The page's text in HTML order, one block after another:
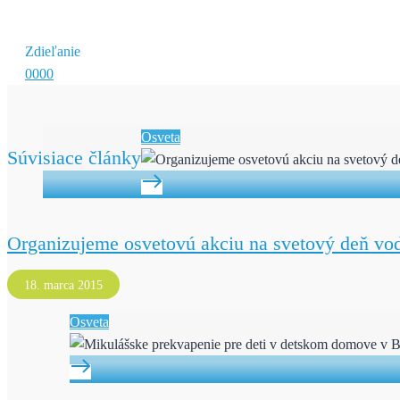
Zdieľanie
0000
Súvisiace články
Osveta
Organizujeme osvetovú akciu na svetový deň
18. marca 2015
Osveta